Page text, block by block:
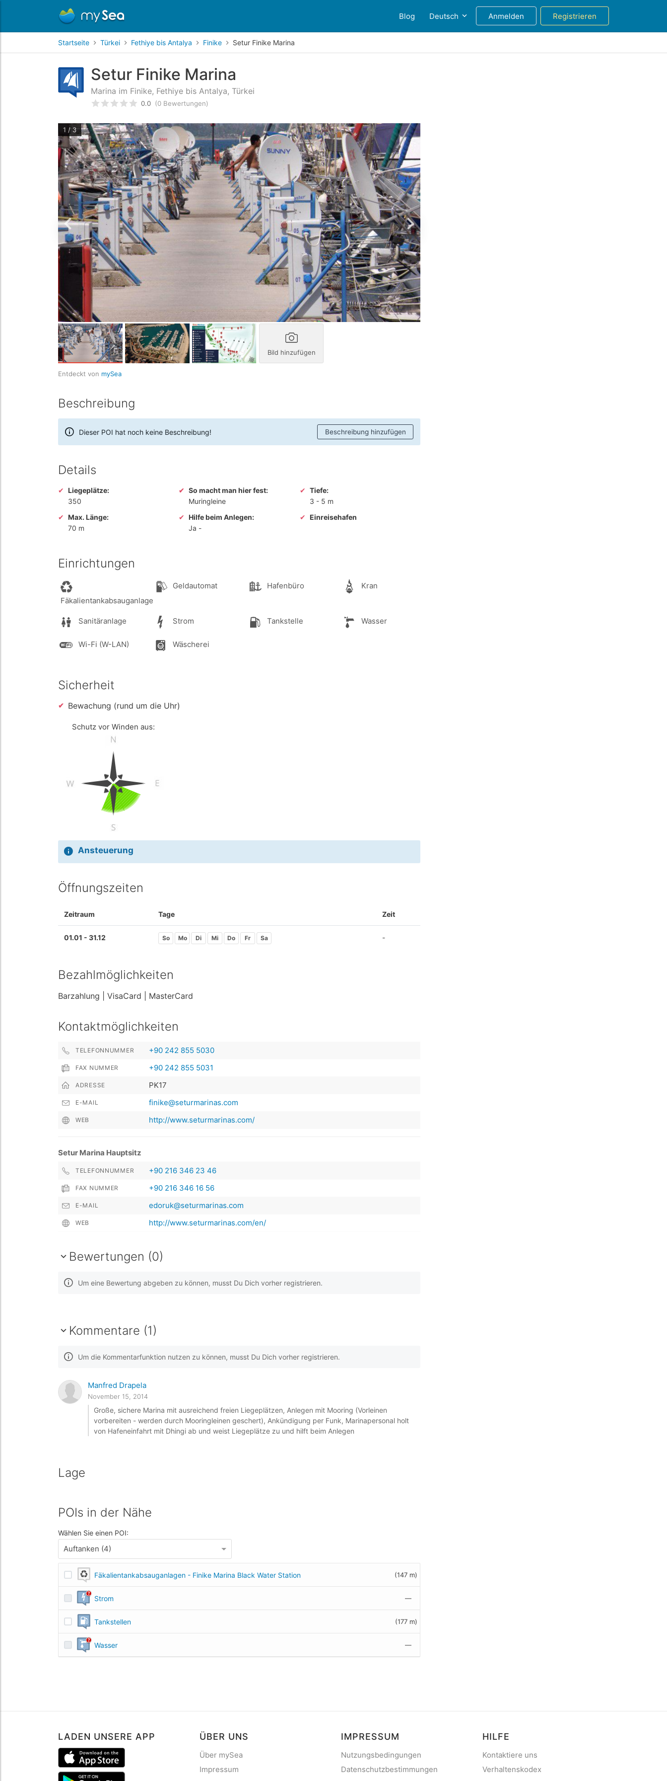
Blog Deutsch Anmelden Registrieren
Startseite Türkei Fethiye bis Antalya Finike Setur Finike Marina
Setur Finike Marina
Marina im Finike, Fethiye bis Antalya, Türkei
bewertet0 /5 beyogen auf
0.0 (0 Bewertungen)
1 / 3
Bild hinzufügen
Entdeckt von mySea
Beschreibung
Dieser POI hat noch keine Beschreibung! Beschreibung hinzufügen
Details
Liegeplätze:
350
So macht man hier fest:
Muringleine
Tiefe:
3 - 5 m
Max. Länge:
70 m
Hilfe beim Anlegen:
Ja -
Einreisehafen
Einrichtungen
Fäkalientankabsauganlage
Geldautomat Hafenbüro Kran
Sanitäranlage Strom Tankstelle Wasser
Wi-Fi (W-LAN) Wäscherei
Sicherheit
Bewachung (rund um die Uhr)
Schutz vor Winden aus:
Ansteuerung
Öffnungszeiten
Zeitraum Tage Zeit
01.01 - 31.12 So Mo Di Mi Do Fr Sa -
Bezahlmöglichkeiten
Barzahlung | VisaCard | MasterCard
Kontaktmöglichkeiten
TELEFONNUMMER +90 242 855 5030
FAX NUMMER +90 242 855 5031
ADRESSE PK17
E-MAIL finike@seturmarinas.com
WEB http://www.seturmarinas.com/
Setur Marina Hauptsitz
TELEFONNUMMER +90 216 346 23 46
FAX NUMMER +90 216 346 16 56
E-MAIL edoruk@seturmarinas.com
WEB http://www.seturmarinas.com/en/
Bewertungen (0)
Um eine Bewertung abgeben zu können, musst Du Dich vorher registrieren.
Kommentare (1)
Um die Kommentarfunktion nutzen zu können, musst Du Dich vorher registrieren.
Manfred Drapela
November 15, 2014
Große, sichere Marina mit ausreichend freien Liegeplätzen, Anlegen mit Mooring (Vorleinen
vorbereiten - werden durch Mooringleinen geschert), Ankündigung per Funk, Marinapersonal holt
von Hafeneinfahrt mit Dhingi ab und weist Liegeplätze zu und hilft beim Anlegen
Lage
POIs in der Nähe
Wählen Sie einen POI:
Auftanken (4)
Fäkalientankabsauganlagen - Finike Marina Black Water Station (147 m)
Strom —
Tankstellen (177 m)
Wasser —
LADEN UNSERE APP ÜBER UNS
Über mySea
Impressum
IMPRESSUM
Nutzungsbedingungen
Datenschutzbestimmungen
HILFE
Kontaktiere uns
Verhaltenskodex